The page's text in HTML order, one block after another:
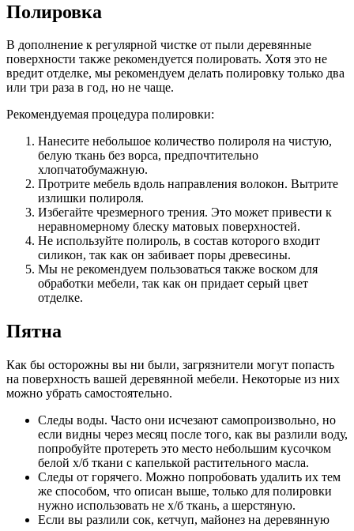
Полировка
В дополнение к регулярной чистке от пыли деревянные
поверхности также рекомендуется полировать. Хотя это не
вредит отделке, мы рекомендуем делать полировку только два
или три раза в год, но не чаще.
Рекомендуемая процедура полировки:
Нанесите небольшое количество полироля на чистую,
белую ткань без ворса, предпочтительно
хлопчатобумажную.
Протрите мебель вдоль направления волокон. Вытрите
излишки полироля.
Избегайте чрезмерного трения. Это может привести к
неравномерному блеску матовых поверхностей.
Не используйте полироль, в состав которого входит
силикон, так как он забивает поры древесины.
Мы не рекомендуем пользоваться также воском для
обработки мебели, так как он придает серый цвет
отделке.
Пятна
Как бы осторожны вы ни были, загрязнители могут попасть
на поверхность вашей деревянной мебели. Некоторые из них
можно убрать самостоятельно.
Следы воды. Часто они исчезают самопроизвольно, но
если видны через месяц после того, как вы разлили воду,
попробуйте протереть это место небольшим кусочком
белой х/б ткани с капелькой растительного масла.
Следы от горячего. Можно попробовать удалить их тем
же способом, что описан выше, только для полировки
нужно использовать не х/б ткань, а шерстяную.
Если вы разлили сок, кетчуп, майонез на деревянную